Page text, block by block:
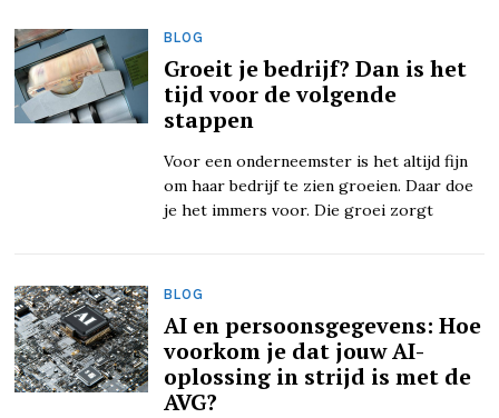
BLOG
Groeit je bedrijf? Dan is het
tijd voor de volgende
stappen
Voor een onderneemster is het altijd fijn
om haar bedrijf te zien groeien. Daar doe
je het immers voor. Die groei zorgt
BLOG
AI en persoonsgegevens: Hoe
voorkom je dat jouw AI-
oplossing in strijd is met de
AVG?